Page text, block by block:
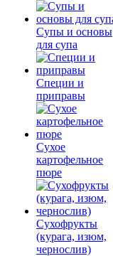
Супы и основы
для супа
Специи и
приправы
Сухое
картофельное
пюре
Сухофрукты
(курага, изюм,
чернослив)